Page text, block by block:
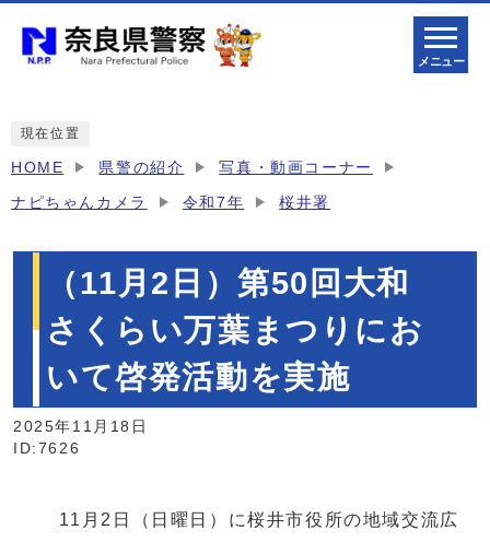
メニュー
現在位置
HOME 県警の紹介 写真・動画コーナー
ナピちゃんカメラ 令和7年 桜井署
（11月2日）第50回大和
さくらい万葉まつりにお
いて啓発活動を実施
2025年11月18日
ID:7626
11月2日（日曜日）に桜井市役所の地域交流広